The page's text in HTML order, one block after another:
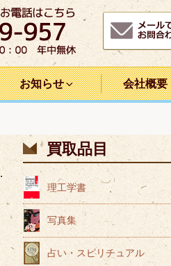
お知らせ 会社概要
買取品目
理工学書
写真集
占い・スピリチュアル